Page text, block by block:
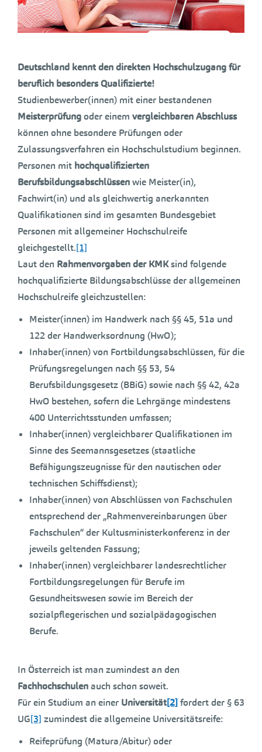
Deutschland kennt den direkten Hochschulzugang für
beruflich besonders Qualifizierte!
Studienbewerber(innen) mit einer bestandenen
Meisterprüfungoder einem vergleichbaren Abschluss
können ohne besondere Prüfungen oder
Zulassungsverfahren ein Hochschulstudium beginnen.
Personen mit hochqualifizierten
Berufsbildungsabschlüssenwie Meister(in),
Fachwirt(in) und als gleichwertig anerkannten
Qualifikationen sind im gesamten Bundesgebiet
Personen mit allgemeiner Hochschulreife
gleichgestellt.[1]
Laut den Rahmenvorgaben der KMKsind folgende
hochqualifizierte Bildungsabschlüsse der allgemeinen
Hochschulreife gleichzustellen:
Meister(innen) im Handwerk nach §§ 45, 51a und
122 der Handwerksordnung (HwO);
Inhaber(innen) von Fortbildungsabschlüssen, für die
Prüfungsregelungen nach §§ 53, 54
Berufsbildungsgesetz (BBiG) sowie nach §§ 42, 42a
HwO bestehen, sofern die Lehrgänge mindestens
400 Unterrichtsstunden umfassen;
Inhaber(innen) vergleichbarer Qualifikationen im
Sinne des Seemannsgesetzes (staatliche
Befähigungszeugnisse für den nautischen oder
technischen Schiffsdienst);
Inhaber(innen) von Abschlüssen von Fachschulen
entsprechend der „Rahmenvereinbarungen über
Fachschulen“ der Kultusministerkonferenz in der
jeweils geltenden Fassung;
Inhaber(innen) vergleichbarer landesrechtlicher
Fortbildungsregelungen für Berufe im
Gesundheitswesen sowie im Bereich der
sozialpflegerischen und sozialpädagogischen
Berufe.
In Österreich ist man zumindest an den
Fachhochschulenauch schon soweit.
Für ein Studium an einer Universität[2]fordert der § 63
UG[3] zumindest die allgemeine Universitätsreife:
Reifeprüfung (Matura/Abitur) oder